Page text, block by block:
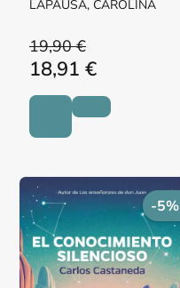
LAPAUSA, CAROLINA
19,90 €
18,91 €
-5%